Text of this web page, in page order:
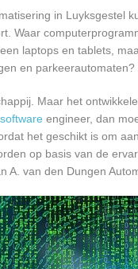
in Luyksgestel
Waar
laptops en tablets,
en parkeerautomaten?
Maar het
software engineer, dan
het geschikt is om
op basis van de
van den Dungen